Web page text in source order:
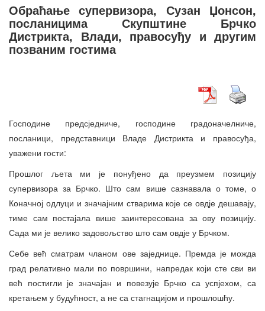
Обраћање супервизора, Сузан Џонсон,
посланицима Скупштине Брчко
Дистрикта, Влади, правосуђу и другим
позваним гостима
Господине предсједниче, господине градоначелниче,
посланици, представници Владе Дистрикта и правосуђа,
уважени гости:
Прошлог љета ми је понуђено да преузмем позицију
супервизора за Брчко. Што сам више сазнавала о томе, о
Коначној одлуци и значајним стварима које се овдје дешавају,
тиме сам постајала више заинтересована за ову позицију.
Сада ми је велико задовољство што сам овдје у Брчком.
Себе већ сматрам чланом ове заједнице. Премда је можда
град релативно мали по површини, напредак који сте сви ви
већ постигли је значајан и повезује Брчко са успјехом, са
кретањем у будућност, а не са стагнацијом и прошлошћу.